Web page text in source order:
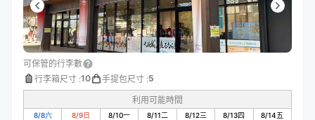
可保管的行李數
行李箱尺寸 :10 手提包尺寸 :5
利用可能時間
8/8六 8/9日 8/10一 8/11二 8/12三 8/13四 8/14五